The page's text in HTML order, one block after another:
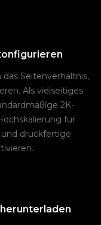
Seitenverhältnis,
Als vielseitiges
2K-
für
druckfertige